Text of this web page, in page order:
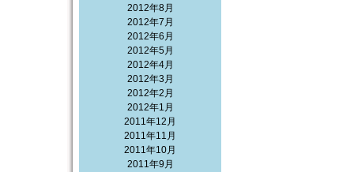
2012年8月
2012年7月
2012年6月
2012年5月
2012年4月
2012年3月
2012年2月
2012年1月
2011年12月
2011年11月
2011年10月
2011年9月